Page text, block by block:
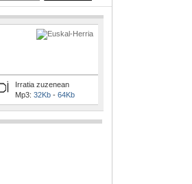
Irratia zuzenean
Mp3:32Kb-64Kb